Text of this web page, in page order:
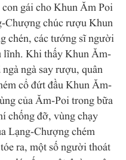
gái cho Khun Ăm Poi
Chượng chúc rượu Khun
chén, các tướng sĩ người
lĩnh. Khi thấy Khun Ăm-
ngà say rượu, quân
cổ đứt đầu Khun Ăm-
của Ăm-Poi trong bữa
chống đỡ, vùng chạy
Lạng-Chượng chém
ra, một số người thoát